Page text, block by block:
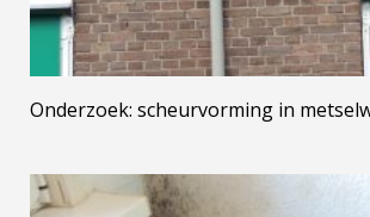
Onderzoek: scheurvorming in